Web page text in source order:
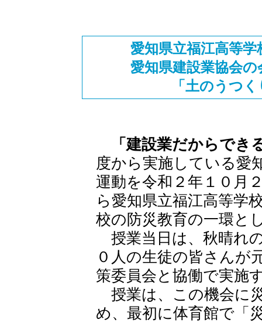
愛知県立福江高等
愛知県建設業協会
「土のうつ
「建設業だからでき
度から実施している愛
運動を令和２年１０月
ら愛知県立福江高等学
校の防災教育の一環と
授業当日は、秋晴れ
０人の生徒の皆さんが
策委員会と協働で実施
授業は、この機会に
め、最初に体育館で「